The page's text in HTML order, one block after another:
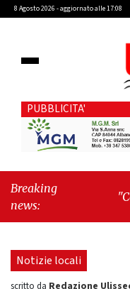
8 Agosto 2026 - aggiornato alle 17:08
PUBBLICITA'
Breaking
news:
"Cava
Notizie locali
scritto da Redazione